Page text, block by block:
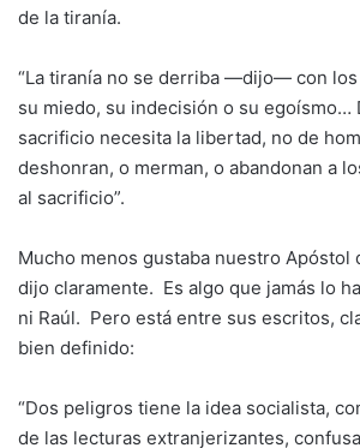
de la tiranía.
“La tiranía no se derriba —dijo— con
su miedo, su indecisión o su egoísmo…
sacrificio necesita la libertad, no de
deshonran, o merman, o abandonan a
al sacrificio”.
Mucho menos gustaba nuestro Apóstol
dijo claramente. Es algo que jamás lo
ni Raúl. Pero está entre sus escritos,
bien definido:
“Dos peligros tiene la idea socialista,
de las lecturas extranjerizantes,